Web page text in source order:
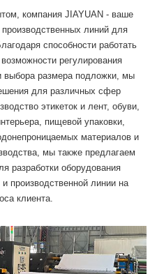
компания JIAYUAN - ваше
линий для
способности работать
регулирования
выбора размера подложки, мы
для различных сфер
этикеток и лент, обуви,
пищевой упаковки,
материалов и
мы также предлагаем
разработки оборудования
производственной линии на
клиента.